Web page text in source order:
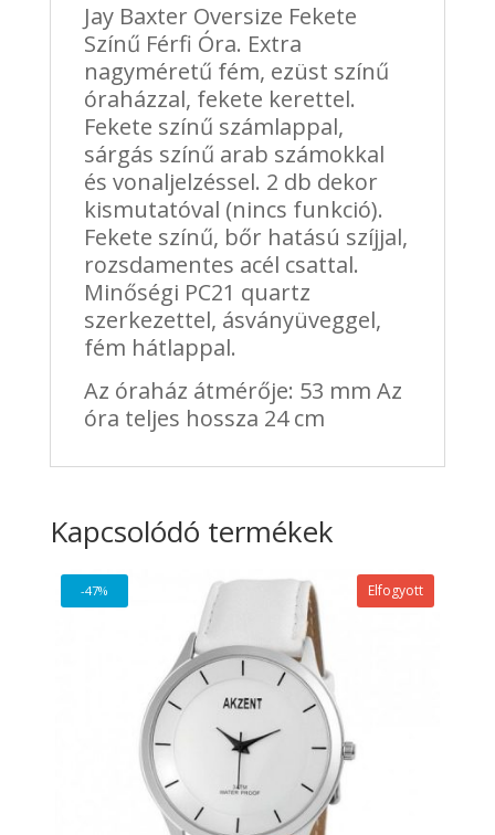
Jay Baxter Oversize Fekete
Színű Férfi Óra. Extra
nagyméretű fém, ezüst színű
óraházzal, fekete kerettel.
Fekete színű számlappal,
sárgás színű arab számokkal
és vonaljelzéssel. 2 db dekor
kismutatóval (nincs funkció).
Fekete színű, bőr hatású szíjjal,
rozsdamentes acél csattal.
Minőségi PC21 quartz
szerkezettel, ásványüveggel,
fém hátlappal.
Az óraház átmérője: 53 mm Az
óra teljes hossza 24 cm
Kapcsolódó termékek
-47% Elfogyott